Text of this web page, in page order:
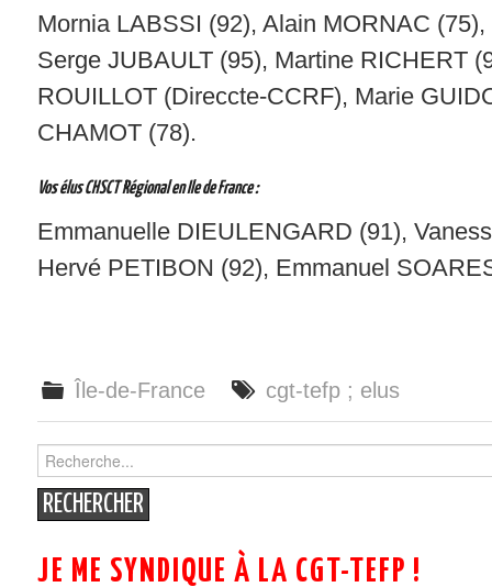
NOTRE SYNDICAT
SYNDIQUEZ-VOUS !
Mornia LABSSI (92), Alain MORNAC
Serge JUBAULT (95), Martine RICHERT
ROUILLOT (Direccte-CCRF), Marie
CHAMOT (78).
Vos élus CHSCT Régional en Ile de France :
Emmanuelle DIEULENGARD (91),
Hervé PETIBON (92), Emmanuel
Île-de-France cgt-tefp ; elus
Search
for:
JE ME SYNDIQUE À LA CGT-TEFP !